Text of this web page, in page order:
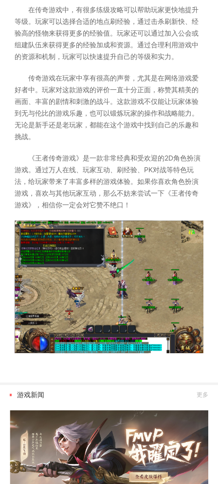
在传奇游戏中，有很多练级攻略可以帮助玩家更快地提升
等级。玩家可以选择合适的地点刷经验，通过击杀刷新快、经
验高的怪物来获得更多的经验值。玩家还可以通过加入公会或
组建队伍来获得更多的经验加成和资源。通过合理利用游戏中
的资源和机制，玩家可以快速提升自己的等级和实力。
传奇游戏在玩家中享有很高的声誉，尤其是在网络游戏爱
好者中。玩家对这款游戏的评价一直十分正面，称赞其精美的
画面、丰富的剧情和刺激的战斗。这款游戏不仅能让玩家体验
到无与伦比的游戏乐趣，也可以锻炼玩家的操作和战略能力。
无论是新手还是老玩家，都能在这个游戏中找到自己的乐趣和
挑战。
《王者传奇游戏》是一款非常经典和受欢迎的2D角色扮演
游戏。通过万人在线、玩家互动、刷经验、PK对战等特色玩
法，给玩家带来了丰富多样的游戏体验。如果你喜欢角色扮演
游戏，喜欢与其他玩家互动，那么不妨来尝试一下《王者传奇
游戏》，相信你一定会对它赞不绝口！
游戏新闻 更多